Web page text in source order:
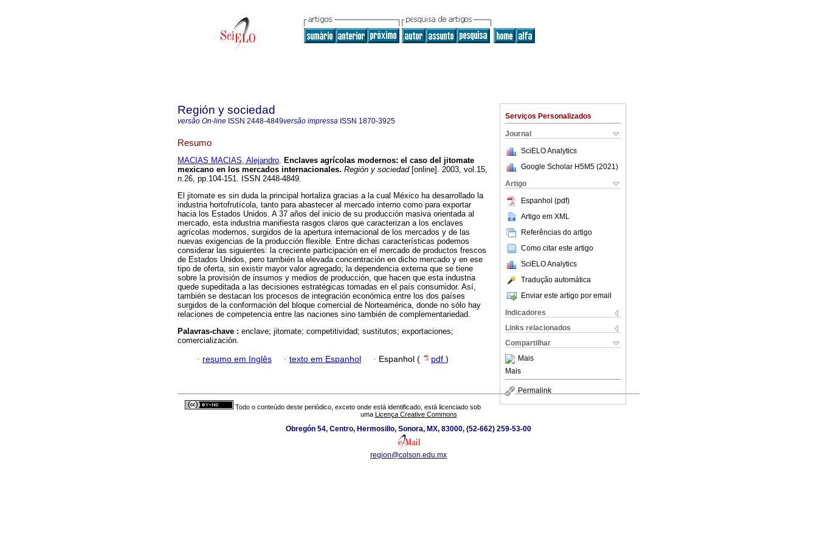
Serviços Personalizados
Journal
SciELO Analytics
Google Scholar H5M5 (2021 )
Artigo
Espanhol (pdf)
Artigo em XML
Referências do artigo
Como citar este artigo
SciELO Analytics
Tradução automática
Enviar este artigo por email
Indicadores
Links relacionados
Compartilhar
Mais
Mais
Permalink
Región y sociedad
versão On-line ISSN 2448-4849versão impressa ISSN 1870-3925
Resumo
MACIAS MACIAS, Alejandro. Enclaves agrícolas modernos: el caso del jitomate
mexicano en los mercados internacionales. Región y sociedad[online]. 2003, vol.15,
n.26, pp.104-151. ISSN 2448-4849.
El jitomate es sin duda la principal hortaliza gracias a la cual México ha desarrollado la
industria hortofrutícola, tanto para abastecer al mercado interno como para exportar
hacia los Estados Unidos. A 37 años del inicio de su producción masiva orientada al
mercado, esta industria manifiesta rasgos claros que caracterizan a los enclaves
agrícolas modernos, surgidos de la apertura internacional de los mercados y de las
nuevas exigencias de la producción flexible. Entre dichas características podemos
considerar las siguientes: la creciente participación en el mercado de productos frescos
de Estados Unidos, pero también la elevada concentración en dicho mercado y en ese
tipo de oferta, sin existir mayor valor agregado; la dependencia externa que se tiene
sobre la provisión de insumos y medios de producción, que hacen que esta industria
quede supeditada a las decisiones estratégicas tomadas en el país consumidor. Así,
también se destacan los procesos de integración económica entre los dos países
surgidos de la conformación del bloque comercial de Norteamérica, donde no sólo hay
relaciones de competencia entre las naciones sino también de complementariedad.
Palavras-chave : enclave; jitomate; competitividad; sustitutos; exportaciones;
comercialización.
· resumo em Inglês · texto em Espanhol · Espanhol ( pdf )
Todo o conteúdo deste periódico, exceto onde está identificado, está licenciado sob
uma Licença Creative Commons
Obregón 54, Centro, Hermosillo, Sonora, MX, 83000, (52-662) 259-53-00
region@colson.edu.mx